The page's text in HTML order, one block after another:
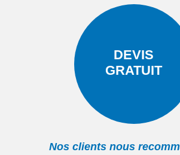
DEVIS
GRATUIT
Nos clients nous